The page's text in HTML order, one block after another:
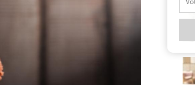
Comment gérer le